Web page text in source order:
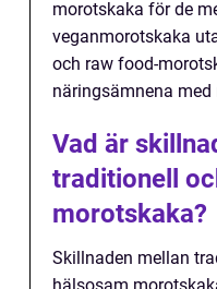
morotskaka för de
veganmorotskaka
och raw food-
näringsämnena
Vad är
traditionell
morotskaka?
Skillnaden mellan